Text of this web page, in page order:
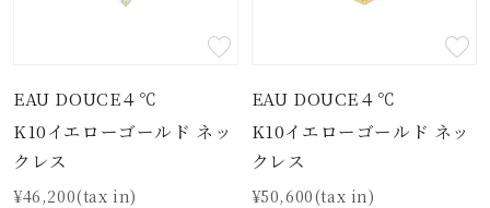
EAU DOUCE４℃
K10イエローゴールド ネッ
クレス
¥46,200(tax in)
EAU DOUCE４℃
K10イエローゴールド ネッ
クレス
¥50,600(tax in)